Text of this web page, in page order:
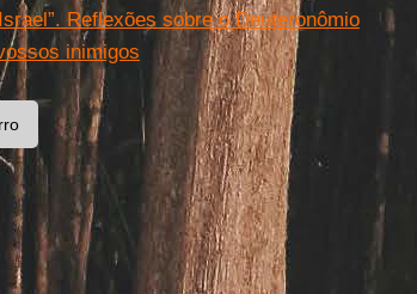
Reflexões sobre o Deuteronômio
inimigos